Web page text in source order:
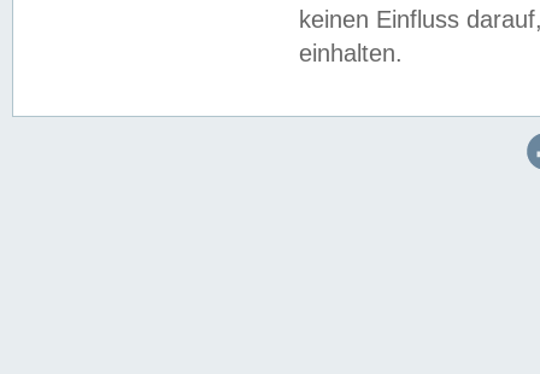
keinen Einfluss
einhalten.